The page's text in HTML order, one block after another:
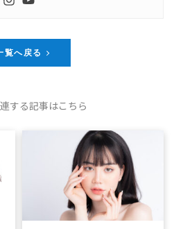
覧へ戻る
する記事はこちら